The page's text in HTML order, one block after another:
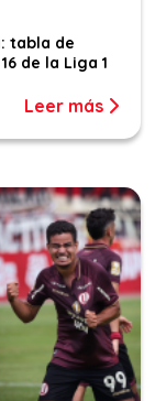
tabla de
de la Liga 1
Leer más